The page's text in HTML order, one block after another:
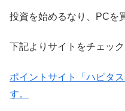
投資を始めるなり、PCを
下記よりサイトをチェッ
ポイントサイト「ハピタ
す。